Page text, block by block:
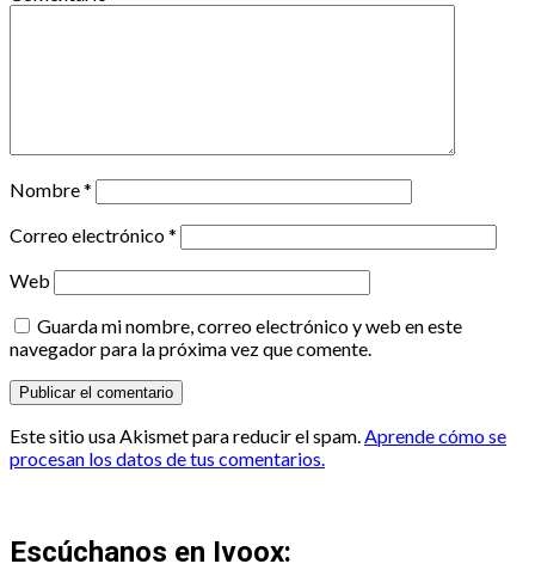
Nombre*
Correo electrónico*
Web
Guarda mi nombre, correo electrónico y web en este
navegador para la próxima vez que comente.
Este sitio usa Akismet para reducir el spam.Aprende cómo se
procesan los datos de tus comentarios.
Escúchanos en Ivoox: